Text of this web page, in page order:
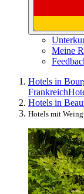
Meine
Hotels in
Frankreich
Hotels in
Hotels mit